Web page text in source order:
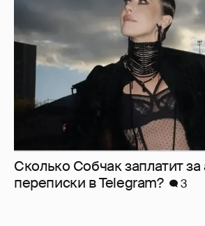
Сколько Собчак заплатит за
перeписки в Telegram?
3